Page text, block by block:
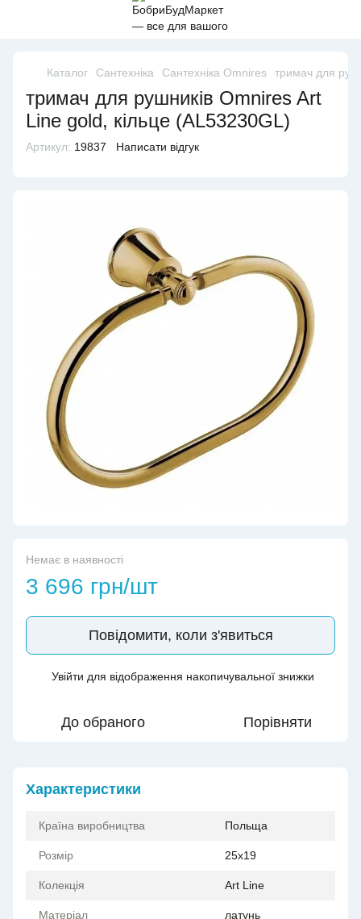
Каталог Сантехніка Сантехніка Omnires тримач для
тримач для рушників Omnires Art
Line gold, кільце (AL53230GL)
Артикул: 19837 Написати відгук
Немає в наявності
3 696 грн/шт
Повідомити, коли з'явиться
Увійти для відображення накопичувальної знижки
До обраного Порівняти
Характеристики
Країна виробництва Польща
Розмір 25x19
Колекція Art Line
Матеріал латунь